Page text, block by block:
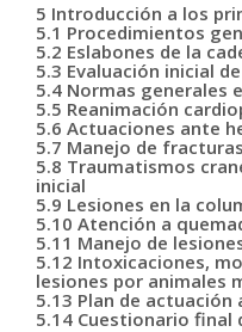
5 Introducción a los
5.1 Procedimientos
5.2 Eslabones de la
5.3 Evaluación inicial
5.4 Normas generales
5.5 Reanimación
5.6 Actuaciones ante
5.7 Manejo de fracturas
5.8 Traumatismos
inicial
5.9 Lesiones en la
5.10 Atención a
5.11 Manejo de
5.12 Intoxicaciones,
lesiones por animales
5.13 Plan de
5.14 Cuestionario final